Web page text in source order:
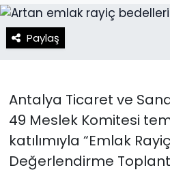
Paylaş
Antalya Ticaret ve
49 Meslek Komitesi
katılımıyla “Emlak
Değerlendirme
İletişim